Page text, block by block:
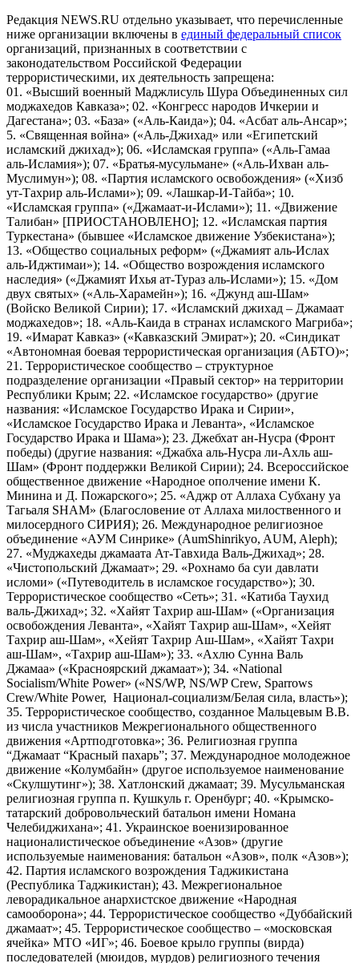
Редакция NEWS.RU отдельно указывает, что перечисленные
ниже организации включены в единый федеральный список
организаций, признанных в соответствии с
законодательством Российской Федерации
террористическими, их деятельность запрещена:
01. «Высший военный Маджлисуль Шура Объединенных сил
моджахедов Кавказа»; 02. «Конгресс народов Ичкерии и
Дагестана»; 03. «База» («Аль-Каида»); 04. «Асбат аль-Ансар»;
5. «Священная война» («Аль-Джихад» или «Египетский
исламский джихад»); 06. «Исламская группа» («Аль-Гамаа
аль-Исламия»); 07. «Братья-мусульмане» («Аль-Ихван аль-
Муслимун»); 08. «Партия исламского освобождения» («Хизб
ут-Тахрир аль-Ислами»); 09. «Лашкар-И-Тайба»; 10.
«Исламская группа» («Джамаат-и-Ислами»); 11. «Движение
Талибан» [ПРИОСТАНОВЛЕНО]; 12. «Исламская партия
Туркестана» (бывшее «Исламское движение Узбекистана»);
13. «Общество социальных реформ» («Джамият аль-Ислах
аль-Иджтимаи»); 14. «Общество возрождения исламского
наследия» («Джамият Ихья ат-Тураз аль-Ислами»); 15. «Дом
двух святых» («Аль-Харамейн»); 16. «Джунд аш-Шам»
(Войско Великой Сирии); 17. «Исламский джихад – Джамаат
моджахедов»; 18. «Аль-Каида в странах исламского Магриба»;
19. «Имарат Кавказ» («Кавказский Эмират»); 20. «Синдикат
«Автономная боевая террористическая организация (АБТО)»;
21. Террористическое сообщество – структурное
подразделение организации «Правый сектор» на территории
Республики Крым; 22. «Исламское государство» (другие
названия: «Исламское Государство Ирака и Сирии»,
«Исламское Государство Ирака и Леванта», «Исламское
Государство Ирака и Шама»); 23. Джебхат ан-Нусра (Фронт
победы) (другие названия: «Джабха аль-Нусра ли-Ахль аш-
Шам» (Фронт поддержки Великой Сирии); 24. Всероссийское
общественное движение «Народное ополчение имени К.
Минина и Д. Пожарского»; 25. «Аджр от Аллаха Субхану уа
Тагьаля SHAM» (Благословение от Аллаха милоственного и
милосердного СИРИЯ); 26. Международное религиозное
объединение «АУМ Синрике» (AumShinrikyo, AUM, Aleph);
27. «Муджахеды джамаата Ат-Тавхида Валь-Джихад»; 28.
«Чистопольский Джамаат»; 29. «Рохнамо ба суи давлати
исломи» («Путеводитель в исламское государство»); 30.
Террористическое сообщество «Сеть»; 31. «Катиба Таухид
валь-Джихад»; 32. «Хайят Тахрир аш-Шам» («Организация
освобождения Леванта», «Хайят Тахрир аш-Шам», «Хейят
Тахрир аш-Шам», «Хейят Тахрир Аш-Шам», «Хайят Тахри
аш-Шам», «Тахрир аш-Шам»); 33. «Ахлю Сунна Валь
Джамаа» («Красноярский джамаат»); 34. «National
Socialism/White Power» («NS/WP, NS/WP Crew, Sparrows
Crew/White Power, Национал-социализм/Белая сила, власть»);
35. Террористическое сообщество, созданное Мальцевым В.В.
из числа участников Межрегионального общественного
движения «Артподготовка»; 36. Религиозная группа
“Джамаат “Красный пахарь”; 37. Международное молодежное
движение «Колумбайн» (другое используемое наименование
«Скулшутинг»); 38. Хатлонский джамаат; 39. Мусульманская
религиозная группа п. Кушкуль г. Оренбург; 40. «Крымско-
татарский добровольческий батальон имени Номана
Челебиджихана»; 41. Украинское военизированное
националистическое объединение «Азов» (другие
используемые наименования: батальон «Азов», полк «Азов»);
42. Партия исламского возрождения Таджикистана
(Республика Таджикистан); 43. Межрегиональное
леворадикальное анархистское движение «Народная
самооборона»; 44. Террористическое сообщество «Дуббайский
джамаат»; 45. Террористическое сообщество – «московская
ячейка» МТО «ИГ»; 46. Боевое крыло группы (вирда)
последователей (мюидов, мурдов) религиозного течения